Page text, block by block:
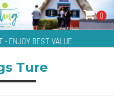
- ENJOY BEST VALUE
0
Ture